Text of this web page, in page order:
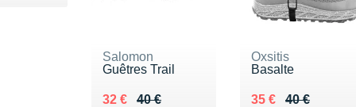
Salomon
Guêtres Trail
40 €
Au lieu de 40 €
32 €
Vendu 32 €
Oxsitis
Basalte
40 €
Au lieu de 40 €
35 €
Vendu 35 €